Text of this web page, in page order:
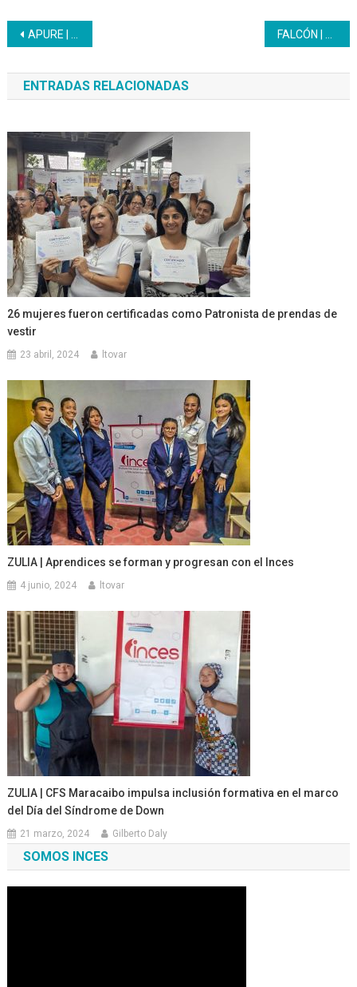
Navegación
de
entradas
APURE | Estudiantes de la UNESR siguen adelante con la formación Granjas Integrales
ENTRADAS RELACIONADAS
26 mujeres fueron certificadas como Patronista de prendas de
vestir
23 abril, 2024 ltovar
ZULIA | Aprendices se forman y progresan con el Inces
4 junio, 2024 ltovar
ZULIA | CFS Maracaibo impulsa inclusión formativa en el marco
del Día del Síndrome de Down
21 marzo, 2024 Gilberto Daly
SOMOS INCES